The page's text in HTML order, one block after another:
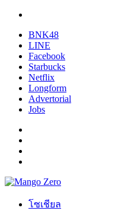
BNK48
LINE
Facebook
Starbucks
Netflix
Longform
Advertorial
Jobs
โซเชียล